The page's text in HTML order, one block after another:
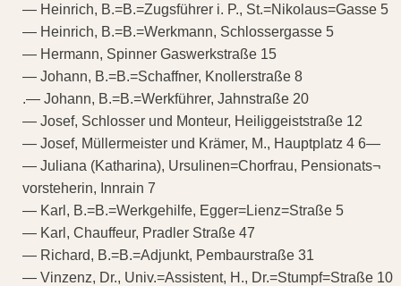
— Heinrich, B.=B.=Zugsführer i. P., St.=Nikolaus=Gasse 5
— Heinrich, B.=B.=Werkmann, Schlossergasse 5
— Hermann, Spinner Gaswerkstraße 15
— Johann, B.=B.=Schaffner, Knollerstraße 8
.— Johann, B.=B.=Werkführer, Jahnstraße 20
— Josef, Schlosser und Monteur, Heiliggeiststraße 12
— Josef, Müllermeister und Krämer, M., Hauptplatz 4 6—
— Juliana (Katharina), Ursulinen=Chorfrau, Pensionats¬
vorsteherin, Innrain 7
— Karl, B.=B.=Werkgehilfe, Egger=Lienz=Straße 5
— Karl, Chauffeur, Pradler Straße 47
— Richard, B.=B.=Adjunkt, Pembaurstraße 31
— Vinzenz, Dr., Univ.=Assistent, H., Dr.=Stumpf=Straße 10